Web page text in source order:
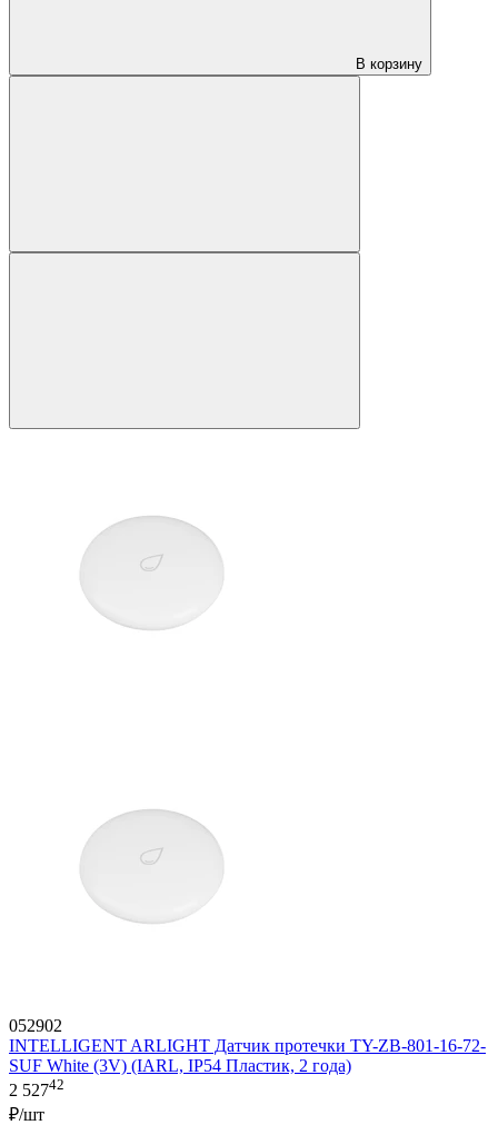
В корзину
052902
INTELLIGENT ARLIGHT Датчик протечки TY-ZB-801-16-72-
SUF White (3V) (IARL, IP54 Пластик, 2 года)
2 52742
₽/шт